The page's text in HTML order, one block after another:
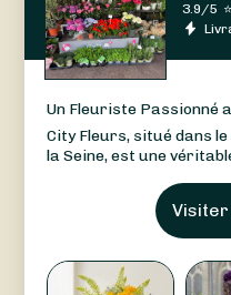
3.9/5 ⭐
Un Fleuriste Passionné
City Fleurs, situé dans
la Seine, est une
Visiter